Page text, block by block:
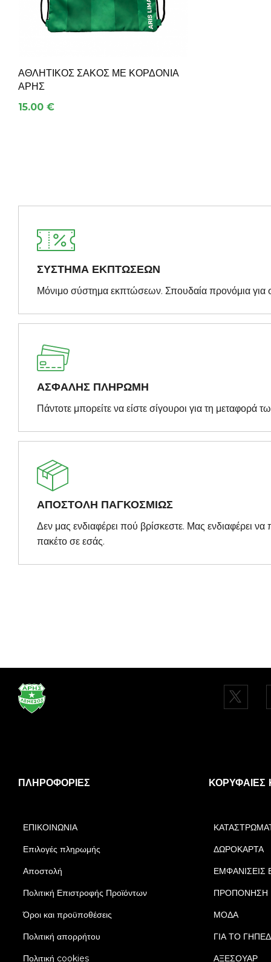
ΑΘΛΗΤΙΚΌΣ ΣΆΚΟΣ ΜΕ ΚΟΡΔΌΝΙΑ
ΑΡΗΣ
15.00 €
ΣΥΣΤΗΜΑ ΕΚΠΤΩΣΕΩΝ
Μόνιμο σύστημα εκπτώσεων. Σπουδαία προνόμια για
ΑΣΦΑΛΗΣ ΠΛΗΡΩΜΗ
Πάντοτε μπορείτε να είστε σίγουροι για τη μεταφορά
ΑΠΟΣΤΟΛΗ ΠΑΓΚΟΣΜΙΩΣ
Δεν μας ενδιαφέρει πού βρίσκεστε. Μας ενδιαφέρει
πακέτο σε εσάς.
ΠΛΗΡΟΦΟΡΊΕΣ
ΕΠΙΚΟΙΝΩΝΙΑ
Επιλογές πληρωμής
Αποστολή
Πολιτική Επιστροφής Προϊόντων
Όροι και προϋποθέσεις
Πολιτική απορρήτου
Πολιτική cookies
ΚΟΡΥΦΑΊΕΣ
ΔΩΡΟΚΑΡΤΑ
ΕΜΦΑΝΙΣΕΙΣ
ΠΡΟΠΟΝΗΣΗ
ΜΟΔΑ
ΓΙΑ ΤΟ
ΑΞΕΣΟΥΑΡ